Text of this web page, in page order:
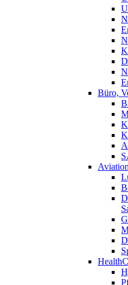
Büro,